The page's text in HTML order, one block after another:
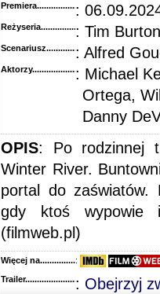
Premiera..........................................
:
Reżyseria........................................
: Tim Burton
Scenariusz........................................
: Alfred
Aktorzy...........................................
: Michael
Ortega,
Danny
OPIS: Po rodzinnej
Winter River.
portal do zaświatów.
gdy ktoś wypowie
(filmweb.pl)
Więcej na........................................
:
Trailer...........................................
: Obejrzyj